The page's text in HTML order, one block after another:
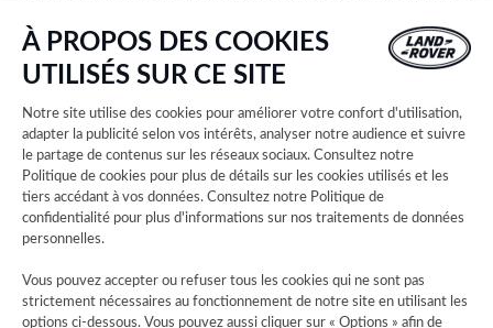
À PROPOS DES COOKIES
UTILISÉS SUR CE SITE
Notre site utilise des cookies pour améliorer votre confort d'utilisation,
adapter la publicité selon vos intérêts, analyser notre audience et suivre
le partage de contenus sur les réseaux sociaux. Consultez notre
Politique de cookies pour plus de détails sur les cookies utilisés et les
tiers accédant à vos données. Consultez notre Politique de
confidentialité pour plus d'informations sur nos traitements de données
personnelles.
Vous pouvez accepter ou refuser tous les cookies qui ne sont pas
strictement nécessaires au fonctionnement de notre site en utilisant les
options ci-dessous. Vous pouvez aussi cliquer sur « Options » afin de
présentées sur ce site Web sont basées sur les spécifications européennes. Elles peuvent
varier selon le marché et être modifiées sans préavis. Certains des véhicules présents sont
dotés d’équipements en option ou d’accessoires installés par le concessionnaire qui peuvent
pour connaître les disponibilités et les tarifs.
Les chiffres fournis sont issus des tests officiels menés par le fabricant conformément à la
législation européenne en vigueur avec une batterie complètement chargée. Depuis le 1er
septembre 2018, les véhicules légers neufs sont réceptionnés en Europe sur la base de la
procédure d'essai harmonisée pour les véhicules légers (WLTP), procédure d'essai
permettant de mesurer la consommation de carburant et les émissions de CO2, plus
consommation de carburant et d’autonomie peuvent varier en fonction de facteurs tels que
le style de conduite, les conditions environnementales, la charge, l’installation des roues,